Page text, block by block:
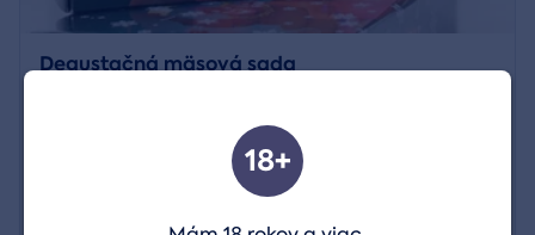
Degustačná mäsová sada
18+